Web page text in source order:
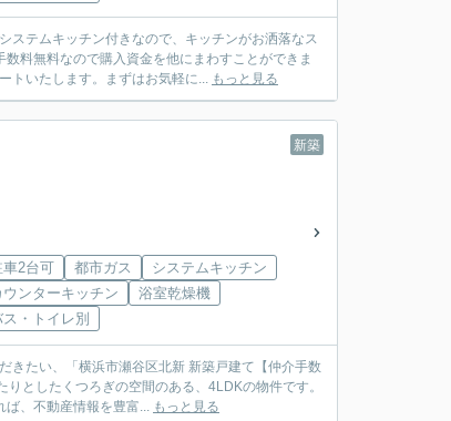
ステムキッチン付きなので、キッチンがお洒落なス
料無料なので購入資金を他にまわすことができま
トいたします。まずはお気軽に... もっと見る
新築
車2台可 都市ガス
システムキッチン
ウンターキッチン
浴室乾燥機
ス・トイレ別
きたい、「横浜市瀬谷区北新 新築戸建て【仲介手数
としたくつろぎの空間のある、4LDKの物件です。
、不動産情報を豊富... もっと見る